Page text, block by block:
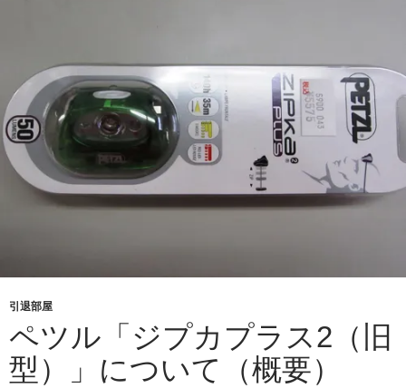
引退部屋
ペツル「ジプカプラス2（旧
型）」について（概要）